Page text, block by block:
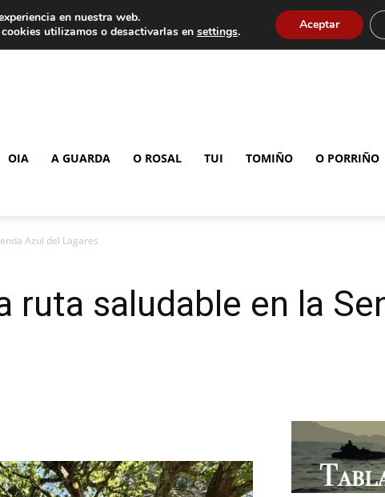
OIA A GUARDA O ROSAL TUI TOMIÑO O PORRIÑO
Azul del Lagares
ruta saludable en la
en nuestra web.
utilizamos o desactivarlas en settings. Aceptar